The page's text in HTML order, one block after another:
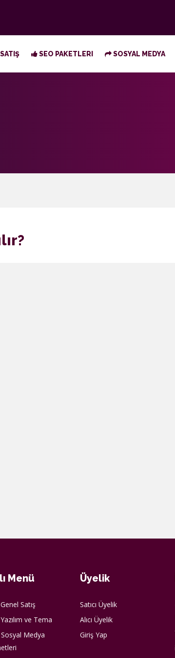
SEO PAKETLERI SOSYAL MEDYA
Menü
Genel Satış
Yazılım ve Tema
Sosyal Medya
Üyelik
Satıcı Üyelik
Alıcı Üyelik
Giriş Yap